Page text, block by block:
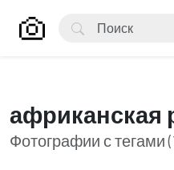
африканская
Фотографии с тегами